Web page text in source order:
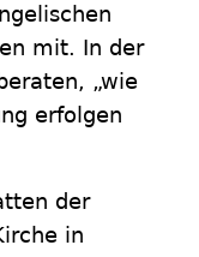
mit. In der
„wie
erfolgen
der
in